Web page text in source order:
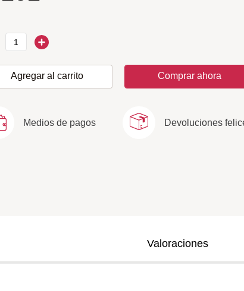
Agregar al carrito Comprar ahora
Medios de pagos Devoluciones
Valoraciones